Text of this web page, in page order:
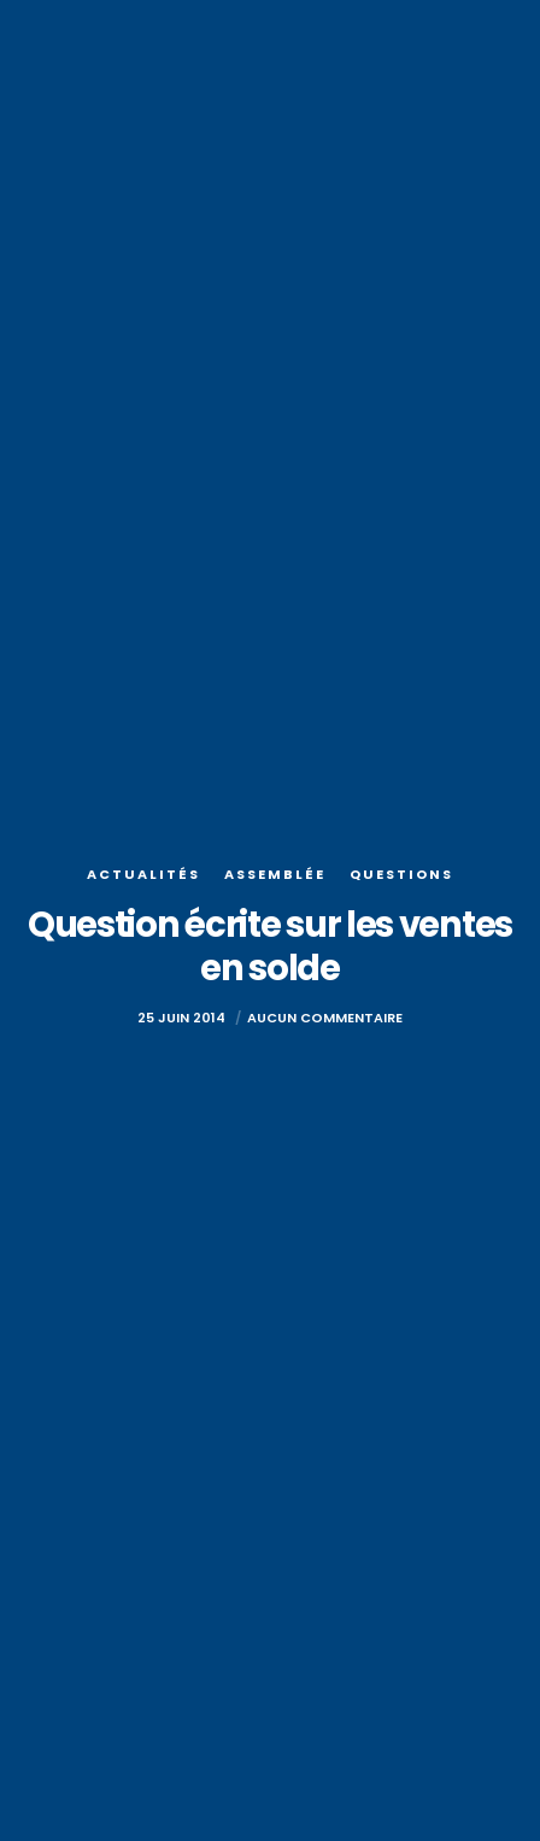
ACTUALITÉS ASSEMBLÉE QUESTIONS
Question écrite sur les ventes
en solde
25 JUIN 2014 AUCUN COMMENTAIRE